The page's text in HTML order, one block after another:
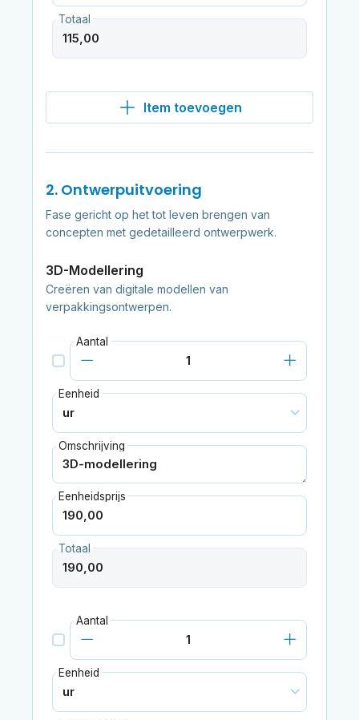
Totaal
Item toevoegen
2. Ontwerpuitvoering
Fase gericht op het tot leven brengen van
concepten met gedetailleerd ontwerpwerk.
3D-Modellering
Creëren van digitale modellen van
verpakkingsontwerpen.
Aantal
Eenheid
Omschrijving
Eenheidsprijs
Totaal
Aantal
Eenheid